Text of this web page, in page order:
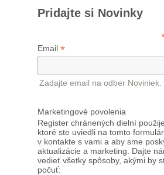
Pridajte si Novinky
Email *
Zadajte email na odber Noviniek.
Marketingové povolenia
Register chránených dielní
ktoré ste uviedli na tomto
v kontakte s vami a aby sme
aktualizácie a marketing. Dajte
vedieť všetky spôsoby, akými by
počuť: